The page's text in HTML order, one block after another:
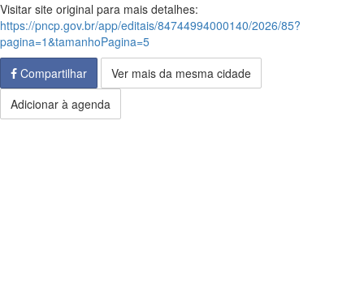
Visitar site original para mais detalhes:
https://pncp.gov.br/app/editais/84744994000140/2026/85?
pagina=1&tamanhoPagina=5
Compartilhar
Ver mais da mesma cidade
Adicionar à agenda